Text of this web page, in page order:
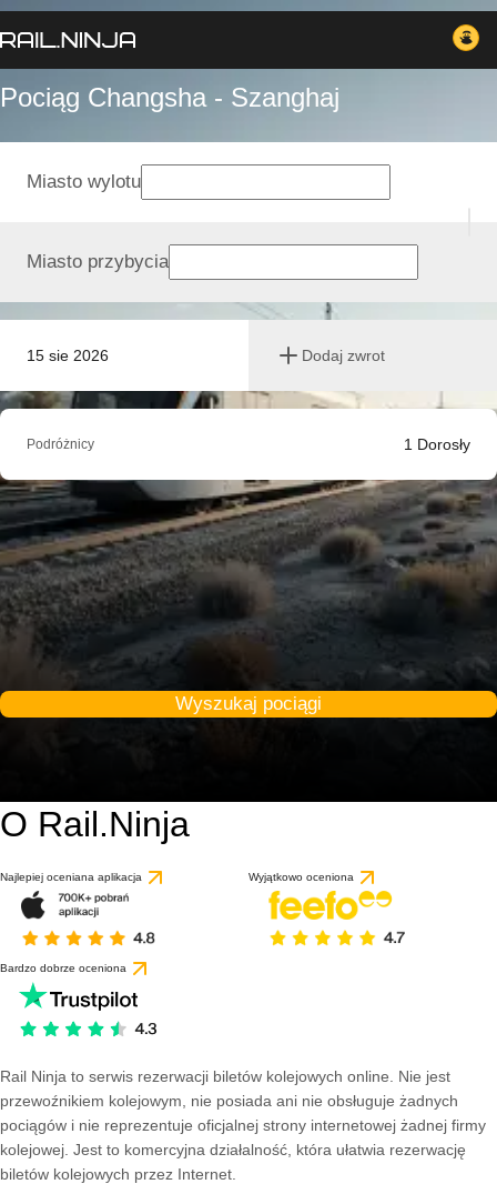
Pociąg Changsha - Szanghaj
15 sie 2026 Dodaj zwrot
Miasto wylotu
Miasto przybycia
Podróżnicy 1 Dorosły
Wyszukaj pociągi
O Rail.Ninja
Najlepiej oceniana aplikacja Wyjątkowo oceniona
Bardzo dobrze oceniona
Rail Ninja to serwis rezerwacji biletów kolejowych online. Nie jest
przewoźnikiem kolejowym, nie posiada ani nie obsługuje żadnych
pociągów i nie reprezentuje oficjalnej strony internetowej żadnej firmy
kolejowej. Jest to komercyjna działalność, która ułatwia rezerwację
biletów kolejowych przez Internet.